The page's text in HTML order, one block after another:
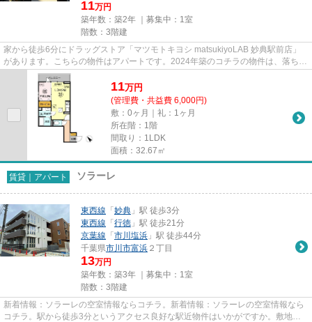
11万円
築年数：築2年 ｜募集中： 1室
階数：3階建
家から徒歩6分にドラッグストア「マツモトキヨシ matsukiyoLAB 妙典駅前店」
があります。こちらの物件はアパートです。2024年築のコチラの物件は、落ち着
きのある室内が魅力的です。付...
11万円
(管理費・共益費 6,000円)
敷：0ヶ月｜礼：1ヶ月
所在階：1階
間取り：1LDK
面積：32.67㎡
賃貸｜アパート ソラーレ
東西線 「 妙典 」駅 徒歩3分
東西線 「 行徳 」駅 徒歩21分
京葉線 「 市川塩浜 」駅 徒歩44分
千葉県市川市富浜 ２丁目
13万円
築年数：築3年 ｜募集中： 1室
階数：3階建
新着情報：ソラーレの空室情報ならコチラ。新着情報：ソラーレの空室情報なら
コチラ。駅から徒歩3分というアクセス良好な駅近物件はいかがですか。敷地内